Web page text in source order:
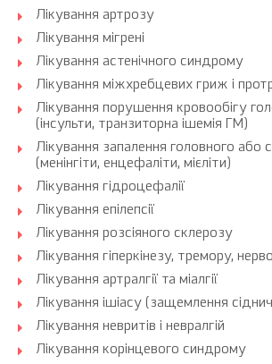
Лікування артрозу
Лікування мігрені
Лікування астенічного синдрому
Лікування міжхребцевих гриж і
Лікування порушення кровообігу
(інсульти, транзиторна ішемія ГМ)
Лікування запалення головного або
(менінгіти, енцефаліти, мієліти)
Лікування гідроцефалії
Лікування епілепсії
Лікування розсіяного склерозу
Лікування гіперкінезу, тремору,
Лікування артралгії та міалгії
Лікування ішіасу (защемлення
Лікування невритів і невралгій
Лікування корінцевого синдрому